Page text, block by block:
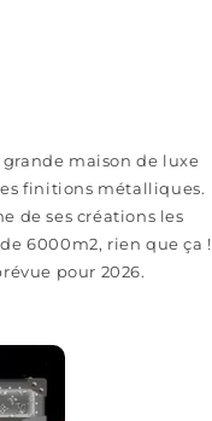
maison de luxe
finitions métalliques.
de ses créations les
6000m2, rien que ça !
pour 2026.